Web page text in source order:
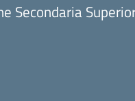
Secondaria